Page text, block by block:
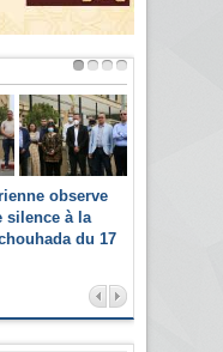
observe
silence à la
du 17